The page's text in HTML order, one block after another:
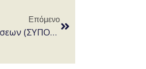
Επόμενο
Συμβούλια Πολεοδομικών Θεμάτων και Αμφισβητήσεων (ΣΥΠΟΘΑ)-Συμβούλια Αρχιτεκτονικής